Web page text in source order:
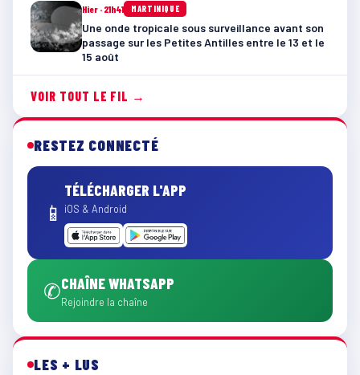
Hier · 21h41 MARTINIQUE
Une onde tropicale sous surveillance avant son
passage sur les Petites Antilles entre le 13 et le
15 août
VOIR TOUT LE FIL →
RESTEZ CONNECTÉ
📱
TÉLÉCHARGER L'APP
iOS & Android
✆CHAÎNE WHATSAPP
Rejoindre la chaîne
LES + LUS